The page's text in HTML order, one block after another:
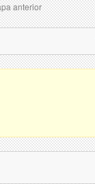
anterior